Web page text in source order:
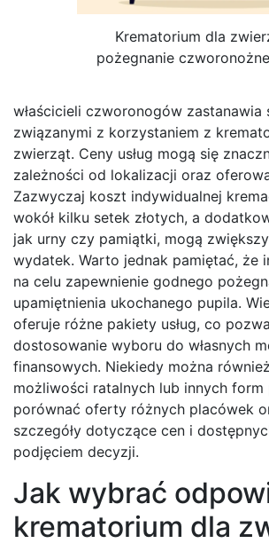
Krematorium dla
pożegnanie
właścicieli czworonogów zastanawia
związanymi z korzystaniem z
zwierząt. Ceny usług mogą się
zależności od lokalizacji oraz
Zazwyczaj koszt indywidualnej
wokół kilku setek złotych, a
jak urny czy pamiątki, mogą
wydatek. Warto jednak pamiętać, że
na celu zapewnienie godnego
upamiętnienia ukochanego pupila.
oferuje różne pakiety usług, co
dostosowanie wyboru do własnych
finansowych. Niekiedy można
możliwości ratalnych lub innych form
porównać oferty różnych placówek
szczegóły dotyczące cen i
podjęciem decyzji.
Jak wybrać
krematorium dla